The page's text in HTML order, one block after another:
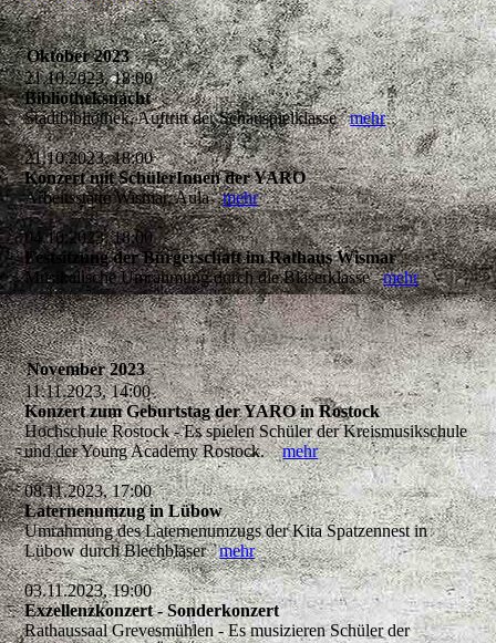
Oktober 2023
21.10.2023, 18:00
Bibliotheksnacht
Stadtbibliothek, Auftritt der Schauspielklassemehr
21.10.2023, 18:00
Konzert mit SchülerInnen der YARO
Arbeitsstätte Wismar, Aulamehr
04.10.2023, 18:00
Festsitzung der Bürgerschaft im Rathaus Wismar
Musikalische Umrahmung durch die Bläserklassemehr
November 2023
11.11.2023, 14:00
Konzert zum Geburtstag der YARO in Rostock
Hochschule Rostock - Es spielen Schüler der Kreismusikschule
und der Young Academy Rostock.mehr
08.11.2023, 17:00
Laternenumzug in Lübow
Umrahmung des Laternenumzugs der Kita Spatzennest in
Lübow durch Blechbläsermehr
03.11.2023, 19:00
Exzellenzkonzert - Sonderkonzert
Rathaussaal Grevesmühlen - Es musizieren Schüler der